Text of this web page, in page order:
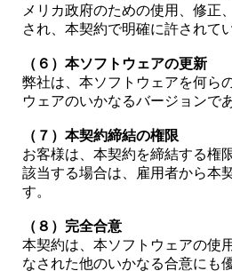
メリカ政府のための使用、修正
され、本契約で明確に許されて
（６）本ソフトウェアの更新
弊社は、本ソフトウェアを何ら
ウェアのいかなるバージョンで
（７）本契約締結の権限
お客様は、本契約を締結する権
該当する場合は、雇用者から本
す。
（８）完全合意
本契約は、本ソフトウェアの使
なされた他のいかなる合意にも